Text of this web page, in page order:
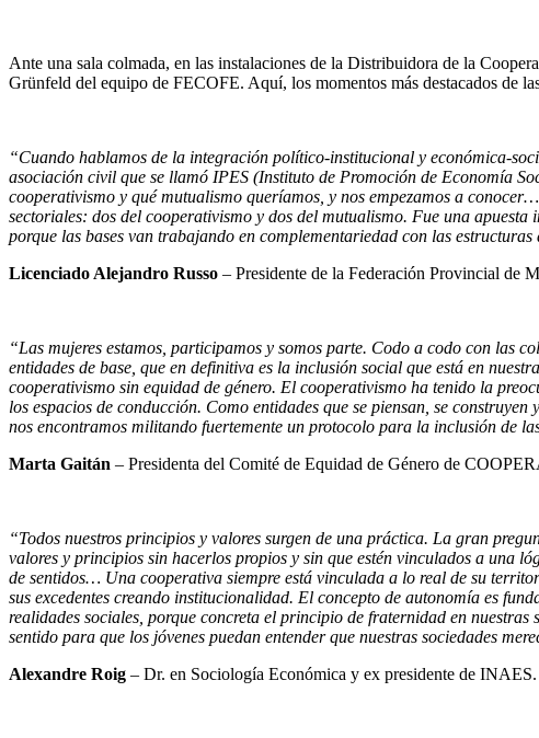
Ante una sala colmada, en las instalaciones de la Distribuidora de la
Grünfeld del equipo de FECOFE. Aquí, los momentos más destacados de
“Cuando hablamos de la integración político-institucional y económica-
asociación civil que se llamó IPES (Instituto de Promoción de Economía
cooperativismo y qué mutualismo queríamos, y nos empezamos a
sectoriales: dos del cooperativismo y dos del mutualismo. Fue una
porque las bases van trabajando en complementariedad con las estructuras
Licenciado Alejandro Russo – Presidente de la Federación Provincial de
“Las mujeres estamos, participamos y somos parte. Codo a codo con las
entidades de base, que en definitiva es la inclusión social que está en
cooperativismo sin equidad de género. El cooperativismo ha tenido la
los espacios de conducción. Como entidades que se piensan, se
nos encontramos militando fuertemente un protocolo para la inclusión de
Marta Gaitán – Presidenta del Comité de Equidad de Género de
“Todos nuestros principios y valores surgen de una práctica. La gran
valores y principios sin hacerlos propios y sin que estén vinculados a una
de sentidos… Una cooperativa siempre está vinculada a lo real de su
sus excedentes creando institucionalidad. El concepto de autonomía es
realidades sociales, porque concreta el principio de fraternidad en
sentido para que los jóvenes puedan entender que nuestras sociedades
Alexandre Roig – Dr. en Sociología Económica y ex presidente de